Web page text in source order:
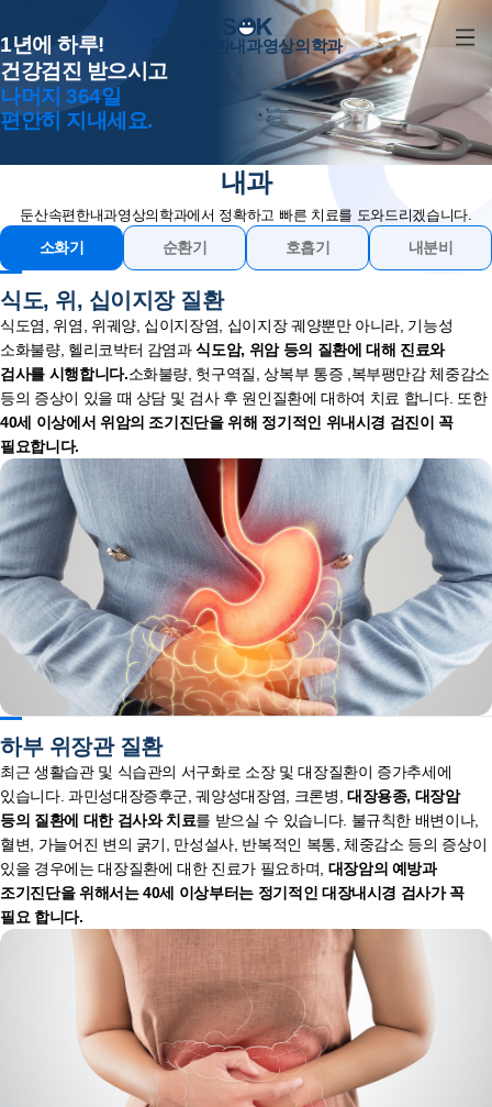
둔산속편한내과영상의학과
1년에 하루!
건강검진 받으시고
나머지 364일
편안히 지내세요.
내과
둔산속편한내과영상의학과에서 정확하고 빠른 치료를 도와드리겠습니다.
소화기 순환기 호흡기 내분비
식도, 위, 십이지장 질환
식도염, 위염, 위궤양, 십이지장염, 십이지장 궤양뿐만 아니라, 기능성
소화불량, 헬리코박터 감염과식도암, 위암 등의 질환에 대해 진료와
검사를 시행합니다.소화불량, 헛구역질, 상복부 통증 ,복부팽만감 체중감소
등의 증상이 있을 때 상담 및 검사 후 원인질환에 대하여 치료 합니다. 또한
40세 이상에서 위암의 조기진단을 위해 정기적인 위내시경 검진이 꼭
필요합니다.
하부 위장관 질환
최근 생활습관 및 식습관의 서구화로 소장 및 대장질환이 증가추세에
있습니다. 과민성대장증후군, 궤양성대장염, 크론병, 대장용종, 대장암
등의 질환에 대한 검사와 치료를 받으실 수 있습니다. 불규칙한 배변이나,
혈변, 가늘어진 변의 굵기, 만성설사, 반복적인 복통, 체중감소 등의 증상이
있을 경우에는 대장질환에 대한 진료가 필요하며, 대장암의 예방과
조기진단을 위해서는 40세 이상부터는 정기적인 대장내시경 검사가 꼭
필요 합니다.